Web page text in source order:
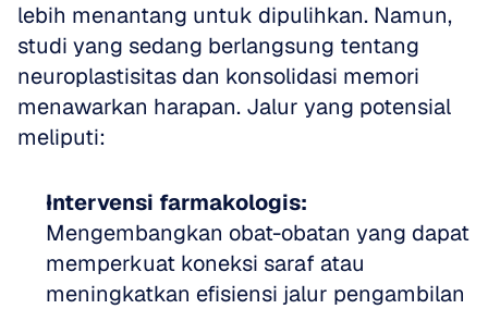
lebih menantang untuk dipulihkan. Namun,
studi yang sedang berlangsung tentang
neuroplastisitas dan konsolidasi memori
menawarkan harapan. Jalur yang potensial
meliputi:
Intervensi farmakologis:
Mengembangkan obat-obatan yang dapat
memperkuat koneksi saraf atau
meningkatkan efisiensi jalur pengambilan